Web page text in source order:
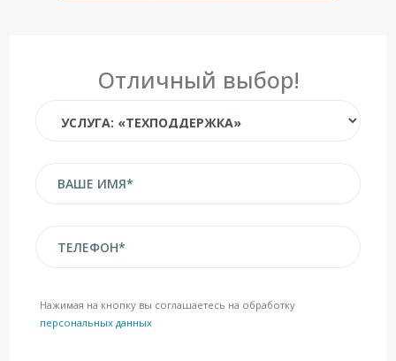
Отличный выбор!
Нажимая на кнопку вы соглашаетесь на обработку
персональных данных